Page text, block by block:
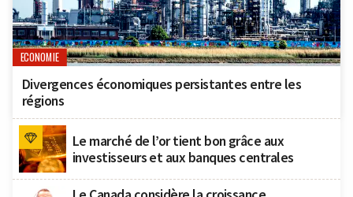
ECONOMIE
Divergences économiques persistantes entre les
régions
Le marché de l’or tient bon grâce aux
investisseurs et aux banques centrales